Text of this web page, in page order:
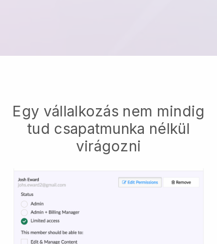
Egy vállalkozás nem mindig
tud csapatmunka nélkül
virágozni